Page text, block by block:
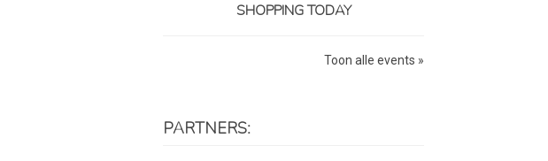
SHOPPING TODAY
Toon alle events »
PARTNERS: